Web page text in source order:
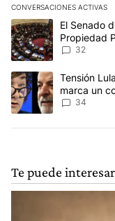
CONVERSACIONES ACTIVAS
Este listado muestra
Un artículo deEl Senado
Propiedad
Ley del
32
Un artículo deTensión
marca un
34